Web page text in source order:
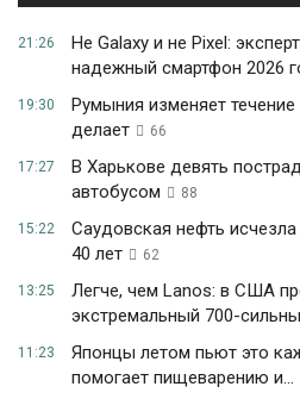
21:26
Не Galaxy и не Pixel:
надежный смартфон 2026
19:30
Румыния изменяет
делает
66
17:27
В Харькове девять
автобусом
88
15:22
Саудовская нефть
40 лет
62
13:25
Легче, чем Lanos: в США
экстремальный 700-
11:23
Японцы летом пьют это
помогает пищеварению и...